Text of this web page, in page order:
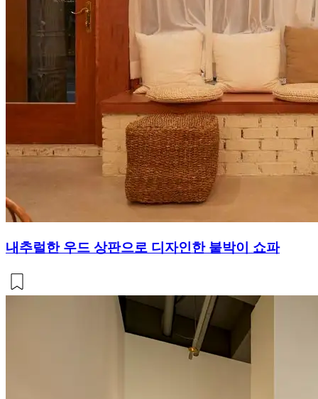
내추럴한 우드 상판으로 디자인한 붙박이 쇼파